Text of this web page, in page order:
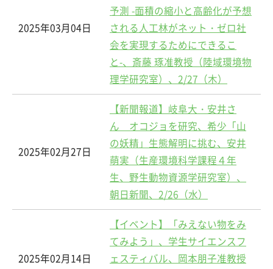
2025年03月04日
予測 -面積の縮小と高齢化が予想
される人工林がネット・ゼロ社
会を実現するためにできるこ
と-、斎藤 琢准教授（陸域環境物
理学研究室）、2/27（木）
2025年02月27日
【新聞報道】岐阜大・安井さ
ん オコジョを研究、希少「山
の妖精」生態解明に挑む、安井
萌実（生産環境科学課程４年
生、野生動物資源学研究室）、
朝日新聞、2/26（水）
2025年02月14日
【イベント】「みえない物をみ
てみよう」、学生サイエンスフ
ェスティバル、岡本朋子准教授